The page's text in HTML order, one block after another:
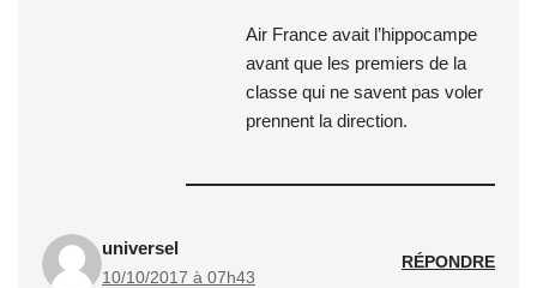
Air France avait l’hippocampe
avant que les premiers de la
classe qui ne savent pas voler
prennent la direction.
universel
10/10/2017 à 07h43
RÉPONDRE